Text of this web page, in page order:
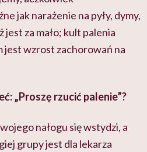
jak narażenie na pyły, dymy,
za mało; kult palenia
jest wzrost zachorowań na
„Proszę rzucić palenie”?
nałogu się wstydzi, a
grupy jest dla lekarza